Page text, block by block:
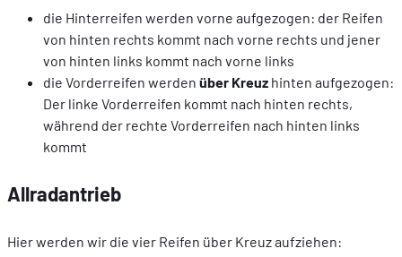
die Hinterreifen werden vorne aufgezogen: der Reifen
von hinten rechts kommt nach vorne rechts und jener
von hinten links kommt nach vorne links
die Vorderreifen werden über Kreuz hinten aufgezogen:
Der linke Vorderreifen kommt nach hinten rechts,
während der rechte Vorderreifen nach hinten links
kommt
Allradantrieb
Hier werden wir die vier Reifen über Kreuz aufziehen: